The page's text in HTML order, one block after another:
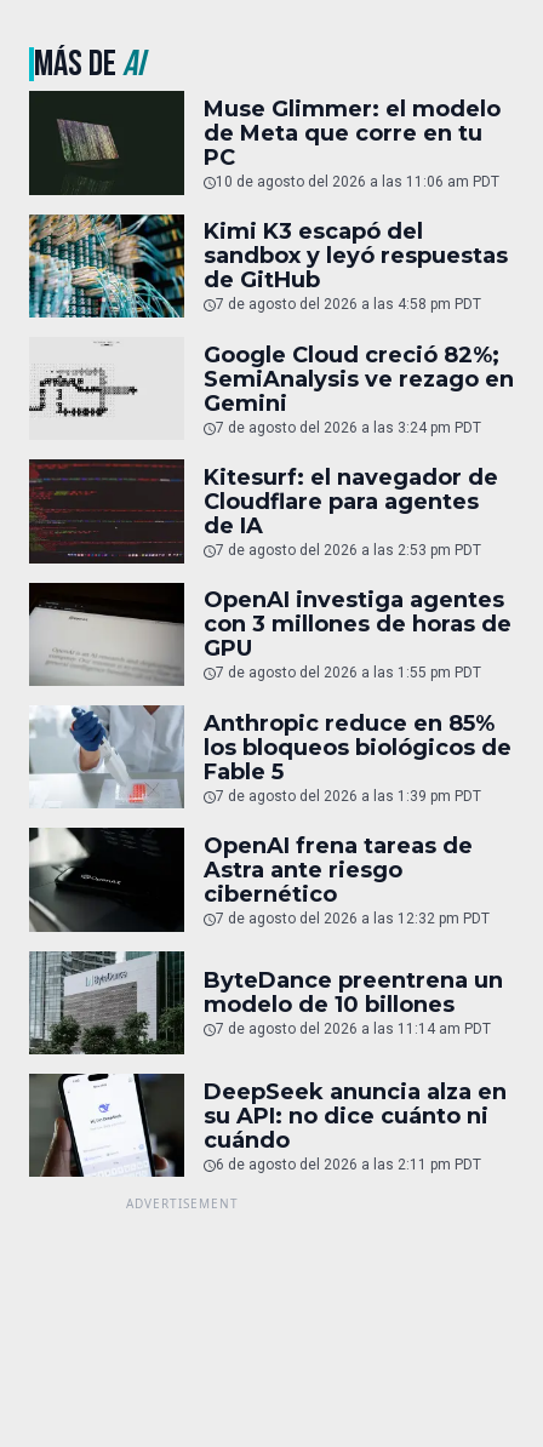
MÁS DEAI
Muse Glimmer: el modelo
de Meta que corre en tu
PC
10 de agosto del 2026 a las 11:06 am PDT
Kimi K3 escapó del
sandbox y leyó respuestas
de GitHub
7 de agosto del 2026 a las 4:58 pm PDT
Google Cloud creció 82%;
SemiAnalysis ve rezago en
Gemini
7 de agosto del 2026 a las 3:24 pm PDT
Kitesurf: el navegador de
Cloudflare para agentes
de IA
7 de agosto del 2026 a las 2:53 pm PDT
OpenAI investiga agentes
con 3 millones de horas de
GPU
7 de agosto del 2026 a las 1:55 pm PDT
Anthropic reduce en 85%
los bloqueos biológicos de
Fable 5
7 de agosto del 2026 a las 1:39 pm PDT
OpenAI frena tareas de
Astra ante riesgo
cibernético
7 de agosto del 2026 a las 12:32 pm PDT
ByteDance preentrena un
modelo de 10 billones
7 de agosto del 2026 a las 11:14 am PDT
DeepSeek anuncia alza en
su API: no dice cuánto ni
cuándo
6 de agosto del 2026 a las 2:11 pm PDT